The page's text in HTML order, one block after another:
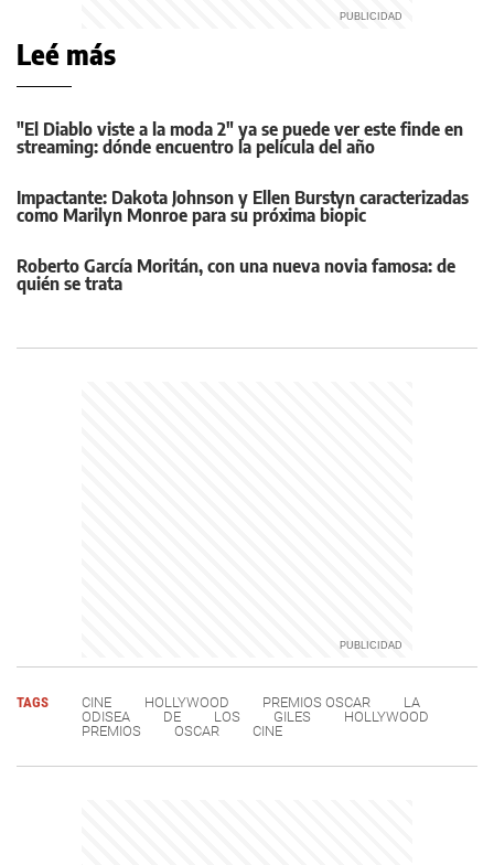
Leé más
"El Diablo viste a la moda 2" ya se puede ver este finde en
streaming: dónde encuentro la película del año
Impactante: Dakota Johnson y Ellen Burstyn caracterizadas
como Marilyn Monroe para su próxima biopic
Roberto García Moritán, con una nueva novia famosa: de
quién se trata
TAGS CINE HOLLYWOOD PREMIOS OSCAR
LA
ODISEA
DE LOS GILES
HOLLYWOOD
PREMIOS
OSCAR CINE